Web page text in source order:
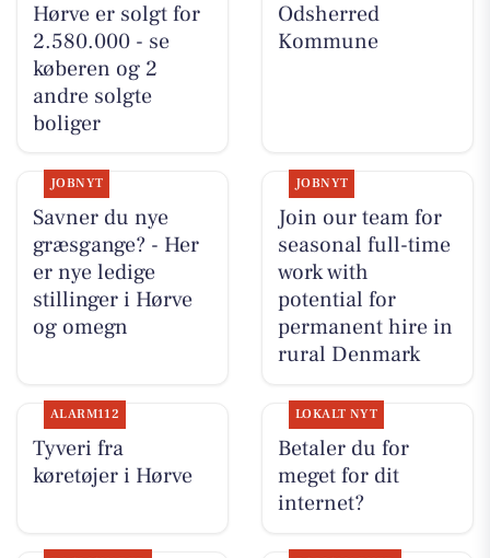
Hørve er solgt for
2.580.000 - se
køberen og 2
andre solgte
boliger
Odsherred
Kommune
JOBNYT
Savner du nye
græsgange? - Her
er nye ledige
stillinger i Hørve
og omegn
JOBNYT
Join our team for
seasonal full-time
work with
potential for
permanent hire in
rural Denmark
ALARM112
Tyveri fra
køretøjer i Hørve
LOKALT NYT
Betaler du for
meget for dit
internet?